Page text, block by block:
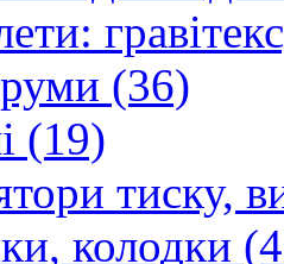
(36)
(19)
тиску,
колодки